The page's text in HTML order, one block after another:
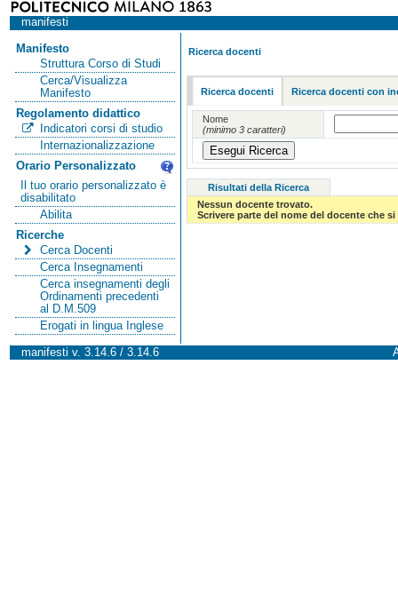
manifesti
Manifesto
Struttura Corso di Studi
Cerca/Visualizza
Manifesto
Regolamento didattico
Indicatori corsi di studio
Internazionalizzazione
Orario Personalizzato
Il tuo orario personalizzato è
disabilitato
Abilita
Ricerche
Cerca Docenti
Cerca Insegnamenti
Cerca insegnamenti degli
Ordinamenti precedenti
al D.M.509
Erogati in lingua Inglese
Ricerca docenti
Ricerca docenti Ricerca docenti con
Nome
(minimo 3 caratteri)
Risultati della Ricerca
Nessun docente trovato.
Scrivere parte del nome del docente che
manifesti v. 3.14.6 / 3.14.6